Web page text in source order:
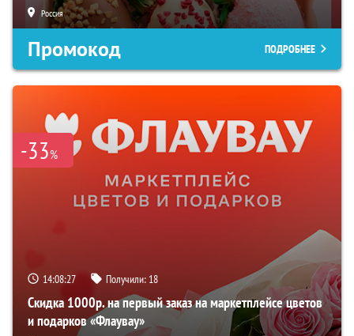
Россия
Промокод ПОДРОБНЕЕ
-33%
14:08:25 Получили: 18
Скидка 1000р. на первый заказ на маркетплейсе цветов
и подарков «Флаувау»